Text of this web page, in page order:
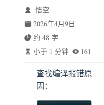
悟空
2026年4月9日
约 48 字
小于 1 分钟
161
查找编译报错原
因：